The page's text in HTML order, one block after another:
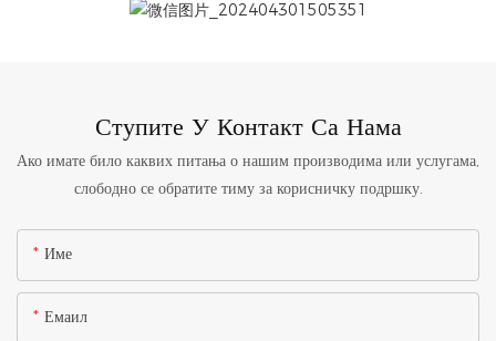
Ступите У Контакт Са Нама
Ако имате било каквих питања о нашим производима или услугама,
слободно се обратите тиму за корисничку подршку.
Име
Емаил